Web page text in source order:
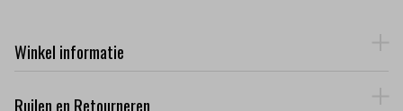
Winkel informatie
Ruilen en Retourneren